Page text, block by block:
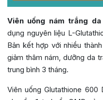
Viên uống nám trắng
dụng nguyên liệu L-
Bản kết hợp với nhiều
giảm thâm nám, dưỡng da
trung bình 3 tháng.
Viên uống Glutathione